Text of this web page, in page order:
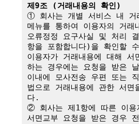
제9조 (거래내용의 확인)
① 회사는 개별 서비스 내 거
메뉴를 통하여 이용자의 거래
오류정정 요구사실 및 처리
항을 포함합니다)을 확인할
이용자가 거래내용에 대해 서
하는 경우에는 요청을 받은
이내에 모사전송 우편 또는
법으로 거래내용에 관한 서면
다.
② 회사는 제1항에 따른 이용
서면교부 요청을 받은 경우